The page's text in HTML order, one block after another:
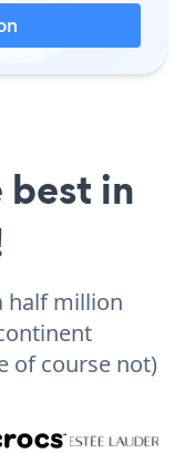
in
half million
of course not)